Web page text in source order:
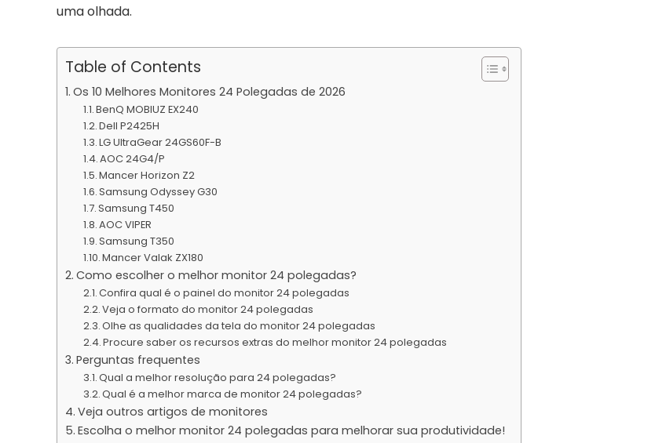
uma olhada.
Table of Contents
Os 10 Melhores Monitores 24 Polegadas de 2026
BenQ MOBIUZ EX240
Dell P2425H
LG UltraGear 24GS60F-B
AOC 24G4/P
Mancer Horizon Z2
Samsung Odyssey G30
Samsung T450
AOC VIPER
Samsung T350
Mancer Valak ZX180
Como escolher o melhor monitor 24 polegadas?
Confira qual é o painel do monitor 24 polegadas
Veja o formato do monitor 24 polegadas
Olhe as qualidades da tela do monitor 24 polegadas
Procure saber os recursos extras do melhor monitor 24 polegadas
Perguntas frequentes
Qual a melhor resolução para 24 polegadas?
Qual é a melhor marca de monitor 24 polegadas?
Veja outros artigos de monitores
Escolha o melhor monitor 24 polegadas para melhorar sua produtividade!